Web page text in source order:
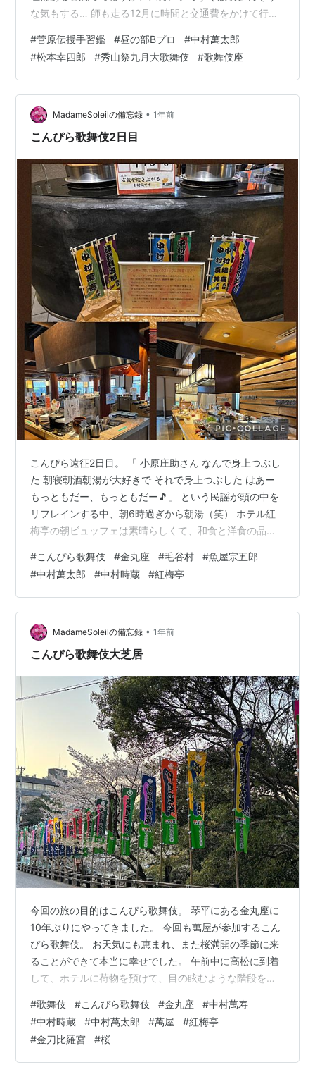
な気もする… 師も走る12月に時間と交通費をかけて行っ
す。 昨日は『菅原伝授手習鑑』昼の部Bプロに。 昼の部
は通し上演じゃないとかからない演目なので（最近は5年
に1回ぐらいの上演）、A•B両方観ておきたかったので
す。 そして、萬太郎丈の初役•桜丸と幸四郎丈の初役•菅
丞相が観たかった！ 昨日は花道脇の4列目。 この花道
脇…
#菅原伝授手習鑑 #昼の部Bプロ #中村萬太郎
#松本幸四郎 #秀山祭九月大歌舞伎 #歌舞伎座
MadameSoleilの備忘録 • 1年前
こんぴら歌舞伎2日目
こんぴら遠征2日目。 「 小原庄助さん なんで身上つぶし
た 朝寝朝酒朝湯が大好きで それで身上つぶした はあー
もっともだー、もっともだー🎵」 という民謡が頭の中を
リフレインする中、朝6時過ぎから朝湯（笑） ホテル紅
梅亭の朝ビュッフェは素晴らしくて、和食と洋食の品数
ん、どこのお店もこんぴら歌舞伎見物のお客さんを大歓
迎で、琴平町は温かかったです。 ホテルの朝食会場のミ
ニチュアののぼりが可愛かった♡ そして、チェックアウ
トして荷物を預けて金丸座に。 こんぴら歌舞伎第一部は
午前11時開演です。 『毛谷村』 六助を初役で中村萬太郎
丈。 こんな萬太郎丈が…
#こんぴら歌舞伎 #金丸座 #毛谷村 #魚屋宗五郎
#中村萬太郎 #中村時蔵 #紅梅亭
MadameSoleilの備忘録 • 1年前
こんぴら歌舞伎大芝居
今回の旅の目的はこんぴら歌舞伎。 琴平にある金丸座に
10年ぶりにやってきました。 今回も萬屋が参加するこん
ぴら歌舞伎。 お天気にも恵まれ、また桜満開の季節に来
ることができて本当に幸せでした。 午前中に高松に到着
して、ホテルに荷物を預けて、目の眩むような階段をあ
資生堂パーラー『神椿カフェ』でランチ。 座っても足が
震えてました（笑） ゆっくりランチして、金刀比羅神社
の満開の桜を堪能しながら降りてきて金丸座へ。 こんぴ
ら歌舞伎は二代目中村吉右衛門丈、澤村藤十郎丈、中村
#歌舞伎 #こんぴら歌舞伎 #金丸座 #中村萬寿
#中村時蔵 #中村萬太郎 #萬屋 #紅梅亭
#金刀比羅宮 #桜